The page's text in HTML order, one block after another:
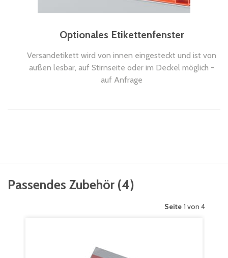
Optionales Etikettenfenster
Versandetikett wird von innen eingesteckt und ist von
außen lesbar, auf Stirnseite oder im Deckel möglich -
auf Anfrage
Passendes Zubehör (4)
Seite 1 von 4